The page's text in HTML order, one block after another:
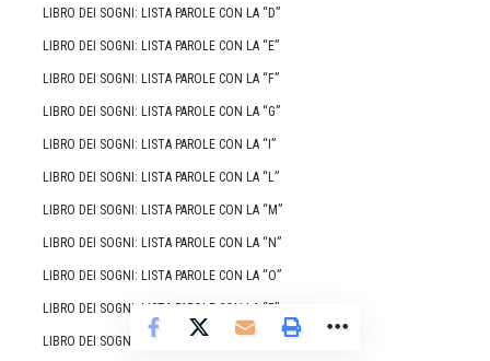
LIBRO DEI SOGNI: LISTA PAROLE CON LA “D”
LIBRO DEI SOGNI: LISTA PAROLE CON LA “E”
LIBRO DEI SOGNI: LISTA PAROLE CON LA “F”
LIBRO DEI SOGNI: LISTA PAROLE CON LA “G”
LIBRO DEI SOGNI: LISTA PAROLE CON LA “I”
LIBRO DEI SOGNI: LISTA PAROLE CON LA “L”
LIBRO DEI SOGNI: LISTA PAROLE CON LA “M”
LIBRO DEI SOGNI: LISTA PAROLE CON LA “N”
LIBRO DEI SOGNI: LISTA PAROLE CON LA “O”
LIBRO DEI SOGNI: LISTA PAROLE CON LA “P”
LIBRO DEI SOGNI: LISTA PAROLE CON LA “Q”